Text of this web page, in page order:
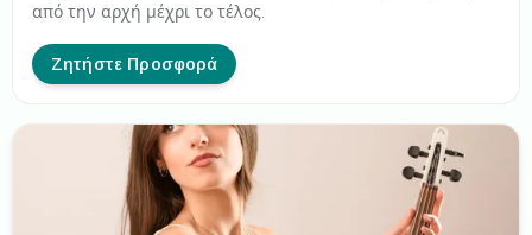
από την αρχή μέχρι το τέλος.
Ζητήστε Προσφορά